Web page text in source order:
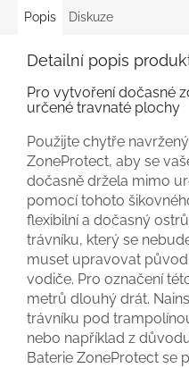
Popis Diskuze
Detailní popis
Pro vytvoření dočasné
určené travnaté plochy
Použijte chytře
ZoneProtect, aby se
dočasně držela mimo
pomocí tohoto
flexibilní a dočasný
trávníku, který se
muset upravovat
vodiče. Pro označení
metrů dlouhý drát.
trávníku pod
nebo například z
Baterie ZoneProtect se